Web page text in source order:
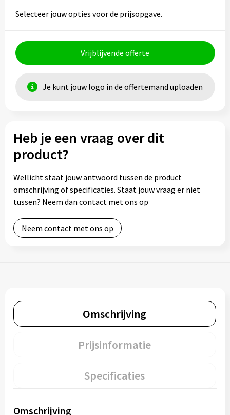
Selecteer jouw opties voor de prijsopgave.
Vrijblijvende offerte
Je kunt jouw logo in de offertemand uploaden
Heb je een vraag over dit
product?
Wellicht staat jouw antwoord tussen de product
omschrijving of specificaties. Staat jouw vraag er niet
tussen? Neem dan contact met ons op
Neem contact met ons op
Omschrijving
Prijsinformatie
Specificaties
Omschrijving